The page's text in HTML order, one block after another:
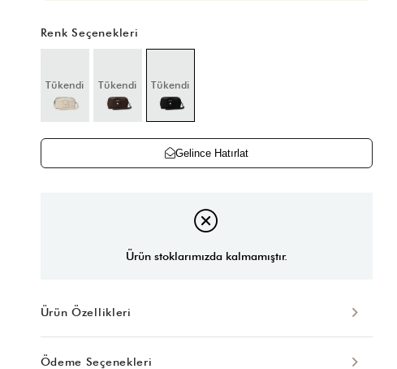
Renk Seçenekleri
Tükendi Tükendi Tükendi
Gelince Hatırlat
Ürün stoklarımızda kalmamıştır.
Ürün Özellikleri
Ödeme Seçenekleri